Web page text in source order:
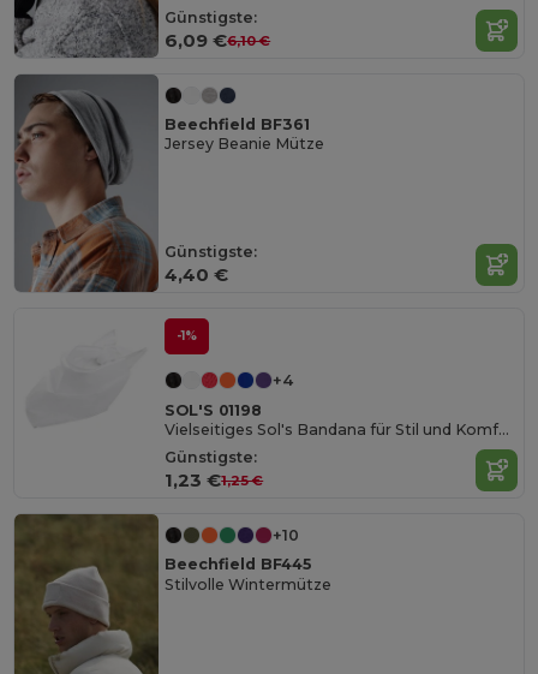
Günstigste:
6,09 €6,10 €
Beechfield BF361
Jersey Beanie Mütze
Günstigste:
4,40 €
-1%
+4
SOL'S 01198
Vielseitiges Sol's Bandana für Stil und Komfort
Günstigste:
1,23 €1,25 €
+10
Beechfield BF445
Stilvolle Wintermütze